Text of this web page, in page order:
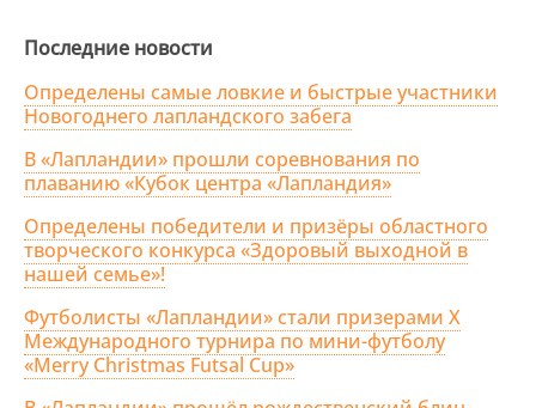
Последние новости
Определены самые ловкие и быстрые участники
Новогоднего лапландского забега
В «Лапландии» прошли соревнования по
плаванию «Кубок центра «Лапландия»
Определены победители и призёры областного
творческого конкурса «Здоровый выходной в
нашей семье»!
Футболисты «Лапландии» стали призерами X
Международного турнира по мини-футболу
«Merry Christmas Futsal Cup»